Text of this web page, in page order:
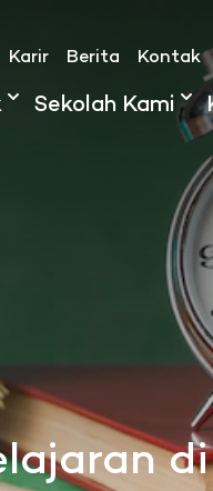
Karir Berita Kontak
Sekolah Kami